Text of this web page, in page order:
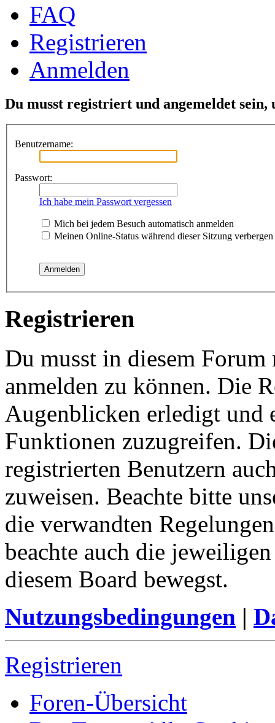
FAQ
Registrieren
Anmelden
Du musst registriert und angemeldet
Benutzername:
Passwort:
Ich habe mein Passwort vergessen
Mich bei jedem Besuch automatisch anmelden
Meinen Online-Status während dieser Sitzung verbergen
Registrieren
Du musst in diesem
anmelden zu können. Die
Augenblicken erledigt und
Funktionen zuzugreifen.
registrierten Benutzern
zuweisen. Beachte bitte
die verwandten
beachte auch die
diesem Board bewegst.
Nutzungsbedingungen |
Registrieren
Foren-Übersicht